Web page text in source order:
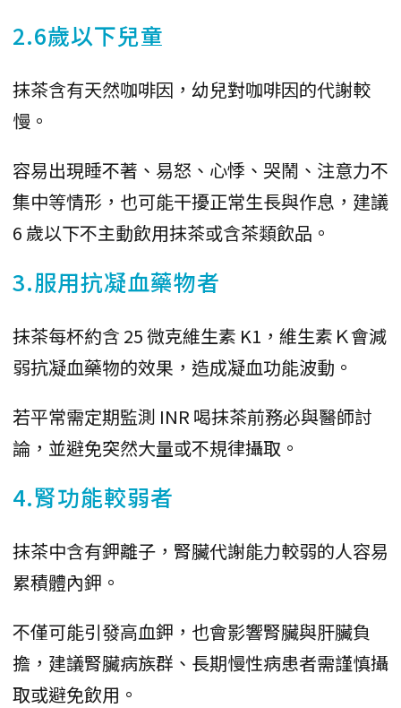
2.6歲以下兒童
抹茶含有天然咖啡因，幼兒對咖啡因的代謝較
慢。
容易出現睡不著、易怒、心悸、哭鬧、注意力不
集中等情形，也可能干擾正常生長與作息，建議
6 歲以下不主動飲用抹茶或含茶類飲品。
3.服用抗凝血藥物者
抹茶每杯約含 25 微克維生素 K1，維生素Ｋ會減
弱抗凝血藥物的效果，造成凝血功能波動。
若平常需定期監測 INR 喝抹茶前務必與醫師討
論，並避免突然大量或不規律攝取。
4.腎功能較弱者
抹茶中含有鉀離子，腎臟代謝能力較弱的人容易
累積體內鉀。
不僅可能引發高血鉀，也會影響腎臟與肝臟負
擔，建議腎臟病族群、長期慢性病患者需謹慎攝
取或避免飲用。